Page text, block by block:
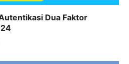
Dua Faktor